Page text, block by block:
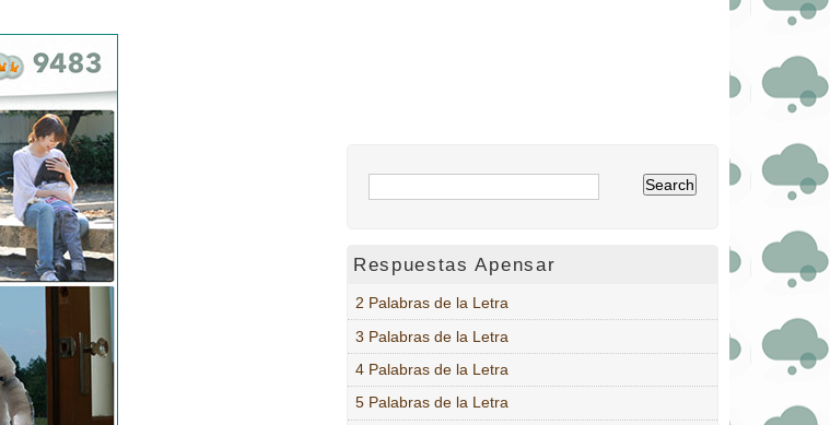
Respuestas Apensar
2 Palabras de la Letra
3 Palabras de la Letra
4 Palabras de la Letra
5 Palabras de la Letra